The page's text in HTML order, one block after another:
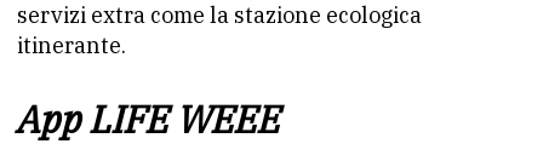
servizi extra come la stazione ecologica
itinerante.
App LIFE WEEE